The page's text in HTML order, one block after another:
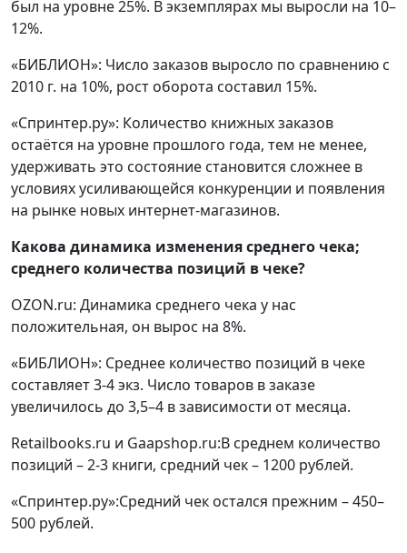
был на уровне 25%. В экземплярах мы выросли на 10–
12%.
«БИБЛИОН»: Число заказов выросло по сравнению с
2010 г. на 10%, рост оборота составил 15%.
«Спринтер.ру»: Количество книжных заказов
остаётся на уровне прошлого года, тем не менее,
удерживать это состояние становится сложнее в
условиях усиливающейся конкуренции и появления
на рынке новых интернет-магазинов.
Какова динамика изменения среднего чека;
среднего количества позиций в чеке?
OZON.ru: Динамика среднего чека у нас
положительная, он вырос на 8%.
«БИБЛИОН»: Среднее количество позиций в чеке
составляет 3-4 экз. Число товаров в заказе
увеличилось до 3,5–4 в зависимости от месяца.
Retailbooks.ru и Gaapshop.ru:В среднем количество
позиций – 2-3 книги, средний чек – 1200 рублей.
«Спринтер.ру»:Средний чек остался прежним – 450–
500 рублей.